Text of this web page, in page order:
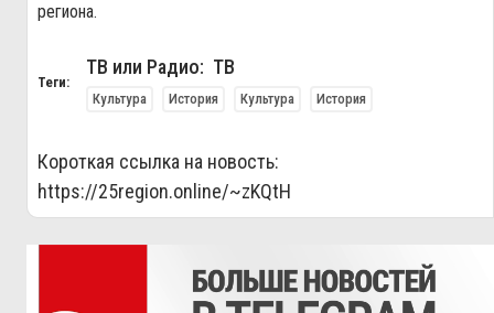
региона.
Теги:
ТВ или Радио: ТВ
Культура История Культура История
Короткая ссылка на новость:
https://25region.online/~zKQtH